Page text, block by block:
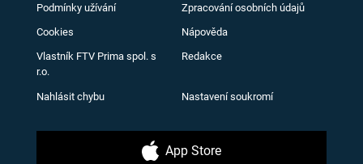
Podmínky užívání Zpracování osobních údajů
Cookies Nápověda
Vlastník FTV Prima spol. s
r.o.
Redakce
Nahlásit chybu Nastavení soukromí
App Store